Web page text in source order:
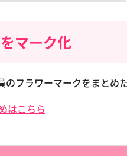
マーク化
フラワーマークをまとめた
はこちら